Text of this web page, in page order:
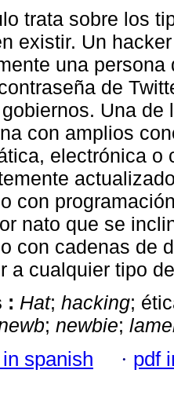
trata sobre los
existir. Un
una persona
de
Una
con amplios
electrónica o
con
nato que se
con cadenas de
a cualquier tipo
: Hat; hacking;
; newbie;
spanish · pdf